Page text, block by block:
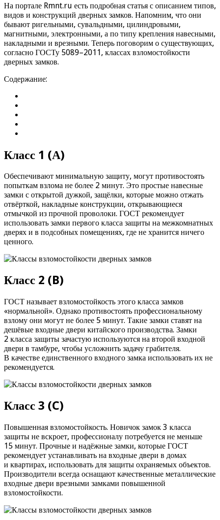
На портале Rmnt.ru есть подробная статья с описанием типов,
видов и конструкций дверных замков. Напомним, что они
бывают ригельными, сувальдными, цилиндровыми,
магнитными, электронными, а по типу крепления навесными,
накладными и врезными. Теперь поговорим о существующих,
согласно ГОСТу 5089–2011, классах взломостойкости
дверных замков.
Содержание:
Класс 1 (А)
Обеспечивают минимальную защиту, могут противостоять
попыткам взлома не более 2 минут. Это простые навесные
замки с открытой дужкой, защёлки, которые можно отжать
отвёрткой, накладные конструкции, открывающиеся
отмычкой из прочной проволоки. ГОСТ рекомендует
использовать замки первого класса защиты на межкомнатных
дверях и в подсобных помещениях, где не хранится ничего
ценного.
Класс 2 (B)
ГОСТ называет взломостойкость этого класса замков
«нормальной». Однако противостоять профессиональному
взлому они могут не более 5 минут. Такие замки ставят на
дешёвые входные двери китайского производства. Замки
2 класса защиты зачастую используются на второй входной
двери в тамбуре, чтобы усложнить задачу грабителя.
В качестве единственного входного замка использовать их не
рекомендуется.
Класс 3 (C)
Повышенная взломостойкость. Новичок замок 3 класса
защиты не вскроет, профессионалу потребуется не меньше
15 минут. Прочные и надёжные замки, которые ГОСТ
рекомендует устанавливать на входные двери в домах
и квартирах, использовать для защиты охраняемых объектов.
Производители всегда оснащают качественные металлические
входные двери врезными замками повышенной
взломостойкости.